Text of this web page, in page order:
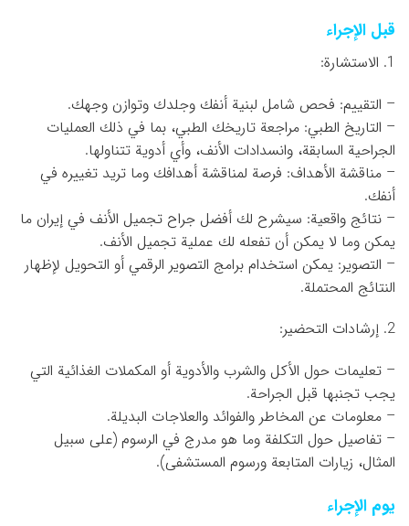
قبل الإجراء
1. الاستشارة:
– التقييم: فحص شامل لبنية أنفك وجلدك وتوازن وجهك.
– التاريخ الطبي: مراجعة تاريخك الطبي، بما في ذلك العمليات
الجراحية السابقة، وانسدادات الأنف، وأي أدوية تتناولها.
– مناقشة الأهداف: فرصة لمناقشة أهدافك وما تريد تغييره في
أنفك.
– نتائج واقعية: سيشرح لك أفضل جراح تجميل الأنف في إيران ما
يمكن وما لا يمكن أن تفعله لك عملية تجميل الأنف.
– التصوير: يمكن استخدام برامج التصوير الرقمي أو التحويل لإظهار
النتائج المحتملة.
2. إرشادات التحضير:
– تعليمات حول الأكل والشرب والأدوية أو المكملات الغذائية التي
يجب تجنبها قبل الجراحة.
– معلومات عن المخاطر والفوائد والعلاجات البديلة.
– تفاصيل حول التكلفة وما هو مدرج في الرسوم (على سبيل
المثال، زيارات المتابعة ورسوم المستشفى).
يوم الإجراء